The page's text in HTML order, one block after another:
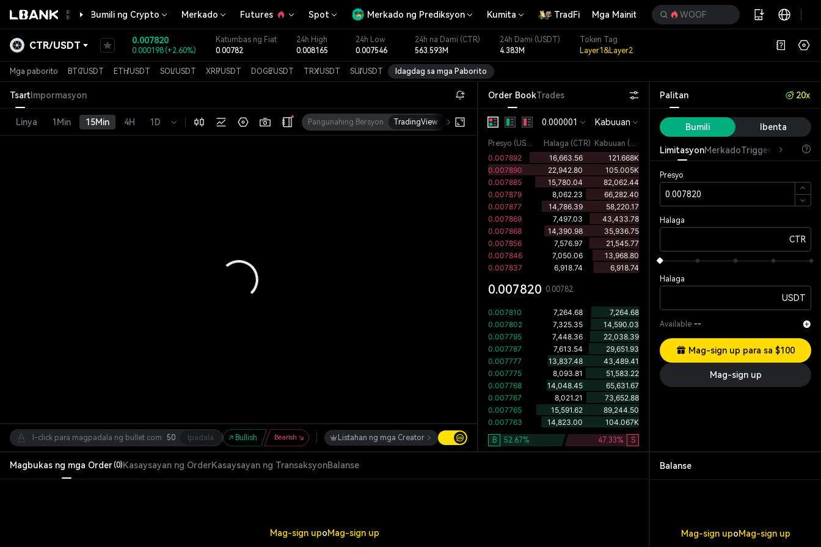
Bumili ng Crypto Merkado Futures Spot Merkado ng Prediksyon Kumita TradFi Mga Mainit na Kaganapan
WOOF
CTR/USDT 0.007820
0.000198(+2.60%)
Katumbas ng Fiat
0.00782
24h High
0.008165
24h Low
0.007546
24h na Dami (CTR)
563.593M
24h Dami (USDT)
4.383M
Token Tag
Layer1&Layer2
Mga paborito BTC/USDT ETH/USDT SOL/USDT XRP/USDT DOGE/USDT TRX/USDT SUI/USDT Idagdag sa mga Paborito
TsartImpormasyon
Linya 1Min 15Min 4H 1D Pangunahing Bersyon TradingView Lalim
50 Ipadala Bullish Bearish Listahan ng mga Creator
Order BookTrades
0.000001 Kabuuan
Presyo (USDT Halaga (CTR) Kabuuan (CTR)
0.007820 0.00782
B 52.67% 47.33% S
Magbukas ng mga Order(0) Kasaysayan ng OrderKasaysayan ng TransaksyonBalanse
Mag-sign upoMag-sign up
Palitan 20x
Bumili Ibenta
LimitasyonMerkadoTrigger OCO
Presyo
Halaga
CTR
Halaga
USDT
Available --
Mag-sign up
Mag-sign up para sa $100
Balanse
Mag-sign upoMag-sign up